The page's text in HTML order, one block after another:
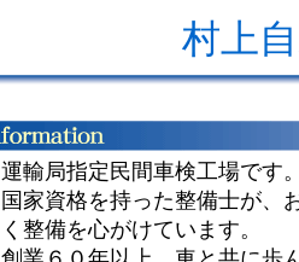
村上
運輸局指定民間車検工場です
国家資格を持った整備士が、
く整備を心がけています。